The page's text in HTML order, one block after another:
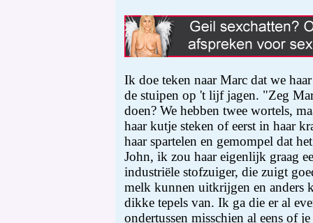
Ik doe teken naar Marc dat we
de stuipen op 't lijf jagen. "Zeg
doen? We hebben twee wortels,
haar kutje steken of eerst in haar
haar spartelen en gemompel dat
John, ik zou haar eigenlijk graag
industriële stofzuiger, die zuigt
melk kunnen uitkrijgen en anders
dikke tepels van. Ik ga die er al
ondertussen misschien al eens of